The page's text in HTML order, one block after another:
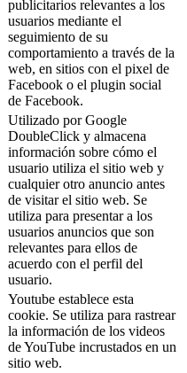
publicitarios relevantes a los
usuarios mediante el
seguimiento de su
comportamiento a través de la
web, en sitios con el pixel de
Facebook o el plugin social
de Facebook.
Utilizado por Google
DoubleClick y almacena
información sobre cómo el
usuario utiliza el sitio web y
cualquier otro anuncio antes
de visitar el sitio web. Se
utiliza para presentar a los
usuarios anuncios que son
relevantes para ellos de
acuerdo con el perfil del
usuario.
Youtube establece esta
cookie. Se utiliza para rastrear
la información de los videos
de YouTube incrustados en un
sitio web.